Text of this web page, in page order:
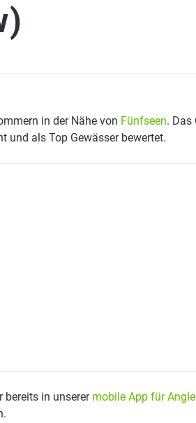
in der Nähe von Fünfseen. Das
und als Top Gewässer bewertet.
bereits in unserer mobile App für